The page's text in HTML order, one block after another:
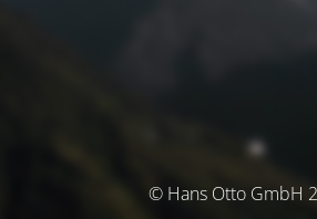
© Hans Otto GmbH